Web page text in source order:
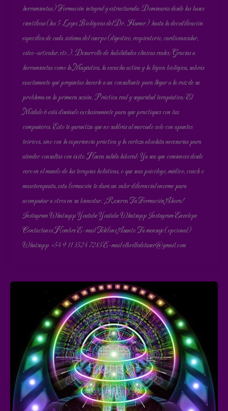
herramientas) Formación integral y estructurada: Dominarás desde las bases
científicas (las 5 Leyes Biológicas del Dr. Hamer) hasta la decodificación
específica de cada sistema del cuerpo (digestivo, respiratorio, cardiovascular,
osteo-articular, etc.). Desarrollo de habilidades clínicas reales: Gracias a
herramientas como la Mayéutica, la escucha activa y la lógica biológica, sabrás
exactamente qué preguntas hacerle a un consultante para llegar a la raíz de su
problema en la primera sesión. Práctica real y seguridad terapéutica: El
Módulo 6 está diseñado exclusivamente para que practiques con tus
compañeros. Esto te garantiza que no saldrás al mercado solo con apuntes
teóricos, sino con la experiencia práctica y la certeza absoluta necesarias para
atender consultas con éxito. Nueva salida laboral: Ya sea que comiences desde
cero en el mundo de las terapias holísticas, o que seas psicólogo, médico, coach o
masoterapeuta, esta formación te dará un valor diferencial enorme para
acompañar a otros en su bienestar. ¡Reserva Tu Formación Ahora!
Instagram Whatsapp Youtube Youtube Whatsapp Instagram Envelope
Contactanos Nombre E-mail Teléfono Asunto Tu mensaje (opcional)
Whatsapp +54 9 11 3524 7283 E-mail elbrillodetuser@gmail.com